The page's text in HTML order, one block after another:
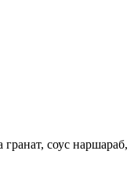
соус наршараб,